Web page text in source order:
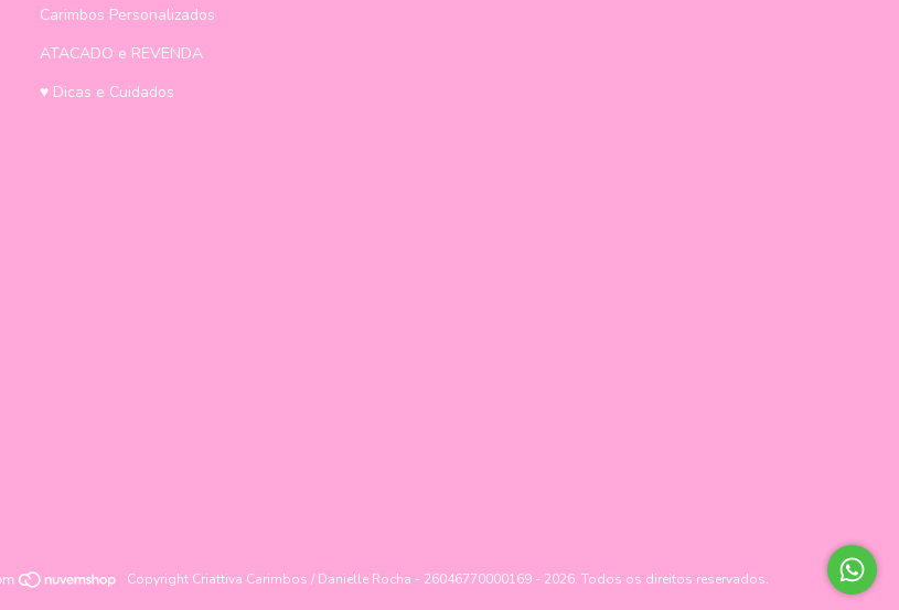
Carimbos Personalizados
ATACADO e REVENDA
♥ Dicas e Cuidados
Copyright Criattiva Carimbos / Danielle Rocha - 26046770000169 - 2026. Todos os direitos reservados.